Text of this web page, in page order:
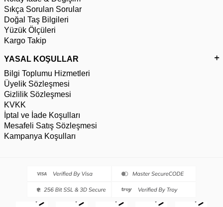
Sıkça Sorulan Sorular
Doğal Taş Bilgileri
Yüzük Ölçüleri
Kargo Takip
YASAL KOŞULLAR
Bilgi Toplumu Hizmetleri
Üyelik Sözleşmesi
Gizlilik Sözleşmesi
KVKK
İptal ve İade Koşulları
Mesafeli Satış Sözleşmesi
Kampanya Koşulları